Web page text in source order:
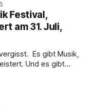
getragen von
musikalisch
Festival,
am 31. Juli,
Musik,
Und es gibt
Wiesbaden, an dem